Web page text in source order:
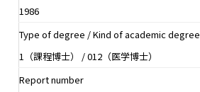
1986
Type of degree / Kind of academic degree
1（課程博士） / 012（医学博士）
Report number